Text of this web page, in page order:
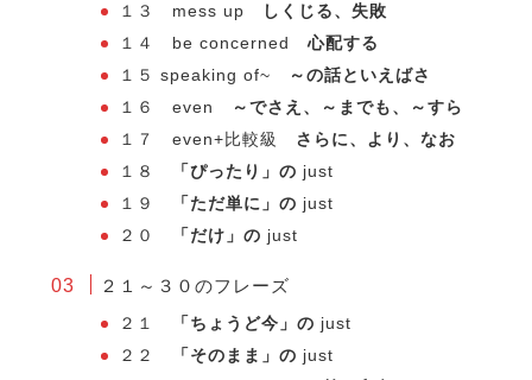
１３ mess up
しくじる、失敗
１４ be concerned心配する
１５ speaking of~
～の話といえばさ
１６ even
～でさえ、～までも、～すら
１７ even+比較級 さらに、より、なお
１８
「ぴったり」の just
１９
「ただ単に」の just
２０
「だけ」の just
２１～３０のフレーズ
２１ 「ちょうど今」の just
２２
「そのまま」の just